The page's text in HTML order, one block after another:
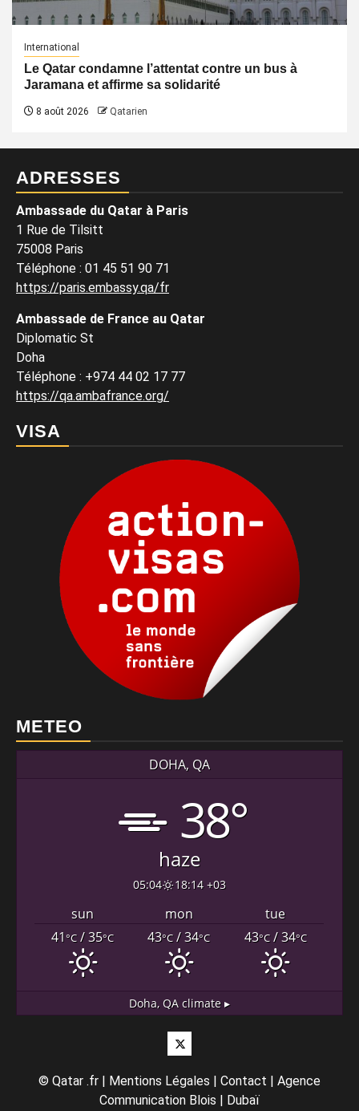
International
Le Qatar condamne l’attentat contre un bus à
Jaramana et affirme sa solidarité
8 août 2026 Qatarien
ADRESSES
Ambassade du Qatar à Paris
1 Rue de Tilsitt
75008 Paris
Téléphone : 01 45 51 90 71
https://paris.embassy.qa/fr
Ambassade de France au Qatar
Diplomatic St
Doha
Téléphone : +974 44 02 17 77
https://qa.ambafrance.org/
VISA
METEO
DOHA, QA
38°
haze
05:04 18:14 +03
sun mon
tue
41°C/ 35°C 43°C/ 34°C 43°C/ 34°C
Doha, QA climate ▸
Twitter
© Qatar .fr | Mentions Légales | Contact | Agence
Communication Blois | Dubaï